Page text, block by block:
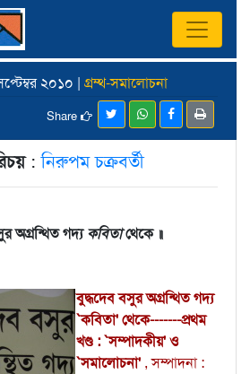
২০১০ | গ্রম্থ-সমালোচনা
Share
:নিরুপম চক্রবর্তী
অগ্রন্থিত গদ্যকবিতাথেকে ॥
বুদ্ধদেব বসুর অগ্রন্থিত গদ্য
`কবিতা' থেকে-------প্রথম
খণ্ড : `সম্পাদকীয়' ও
`সমালোচনা' , সম্পাদনা :